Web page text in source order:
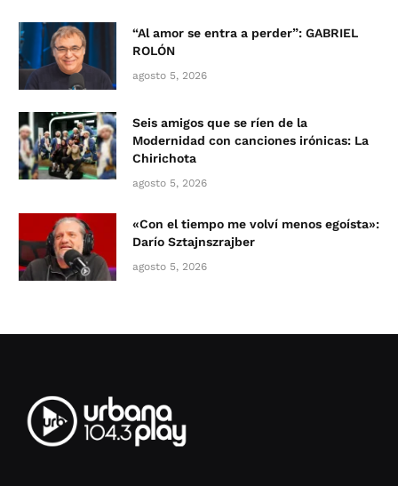
“Al amor se entra a perder”: GABRIEL
ROLÓN
agosto 5, 2026
Seis amigos que se ríen de la
Modernidad con canciones irónicas: La
Chirichota
agosto 5, 2026
«Con el tiempo me volví menos egoísta»:
Darío Sztajnszrajber
agosto 5, 2026